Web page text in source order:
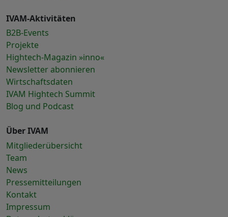
IVAM-Aktivitäten
B2B-Events
Projekte
Hightech-Magazin »inno«
Newsletter abonnieren
Wirtschaftsdaten
IVAM Hightech Summit
Blog und Podcast
Über IVAM
Mitgliederübersicht
Team
News
Pressemitteilungen
Kontakt
Impressum